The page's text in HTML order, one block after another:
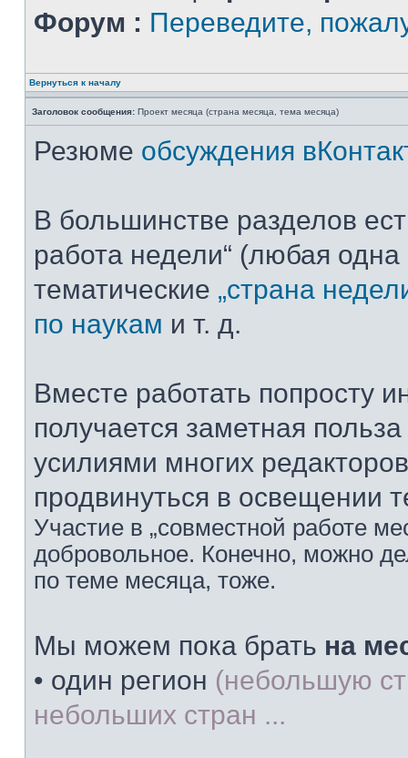
Форум : Переведите,
Вернуться к началу
Заголовок сообщения: Проект месяца (страна месяца, тема месяца)
Резюме обсуждения
В большинстве разделов
работа недели“ (любая одна
тематические „страна
по наукам и т. д.
Вместе работать попросту
получается заметная
усилиями многих
продвинуться в освещении
Участие в „совместной работе
добровольное. Конечно, можно
по теме месяца, тоже.
Мы можем пока брать на
• один регион (небольшую
небольших стран ...